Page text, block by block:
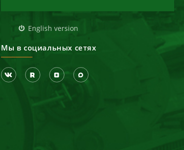
English version
Мы в социальных сетях